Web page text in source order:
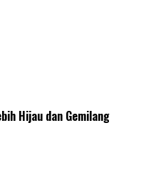
Hijau dan Gemilang